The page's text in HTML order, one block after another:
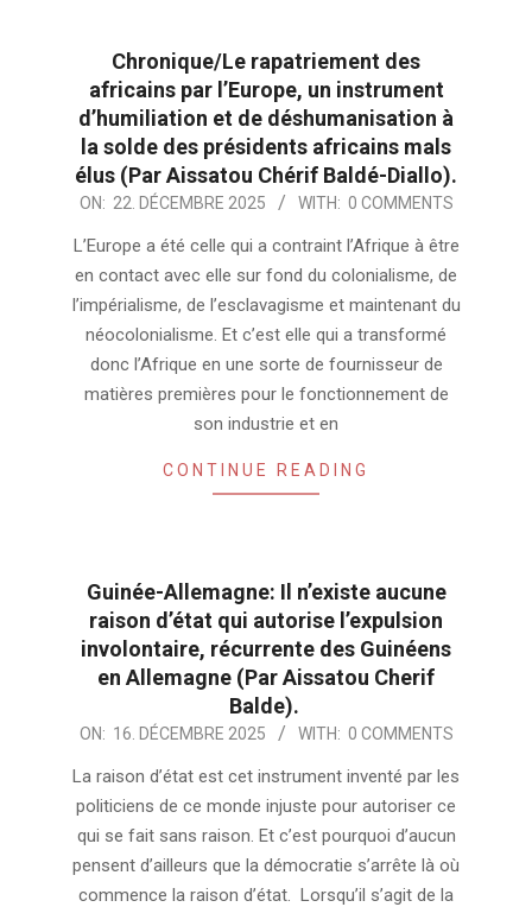
Chronique/Le rapatriement des
africains par l’Europe, un instrument
d’humiliation et de déshumanisation à
la solde des présidents africains mals
élus (Par Aissatou Chérif Baldé-Diallo).
2025-
ON: 22. DÉCEMBRE 2025 WITH: 0 COMMENTS
L’Europe a été celle qui a contraint l’Afrique à être
en contact avec elle sur fond du colonialisme, de
l’impérialisme, de l’esclavagisme et maintenant du
néocolonialisme. Et c’est elle qui a transformé
donc l’Afrique en une sorte de fournisseur de
matières premières pour le fonctionnement de
son industrie et en
CONTINUE READING
Guinée-Allemagne: Il n’existe aucune
raison d’état qui autorise l’expulsion
involontaire, récurrente des Guinéens
en Allemagne (Par Aissatou Cherif
Balde).
2025-
ON: 16. DÉCEMBRE 2025 WITH: 0 COMMENTS
La raison d’état est cet instrument inventé par les
politiciens de ce monde injuste pour autoriser ce
qui se fait sans raison. Et c’est pourquoi d’aucun
pensent d’ailleurs que la démocratie s’arrête là où
commence la raison d’état. Lorsqu’il s’agit de la